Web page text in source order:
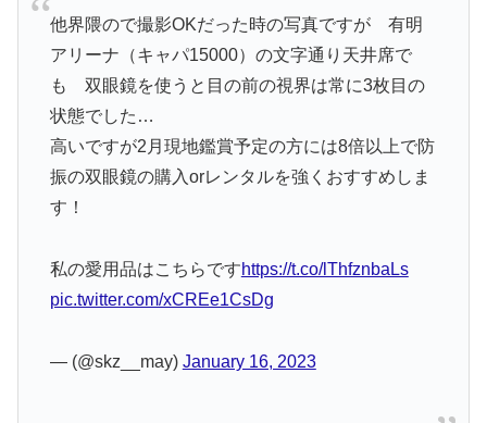
他界隈ので撮影OKだった時の写真ですが 有明
アリーナ（キャパ15000）の文字通り天井席で
も 双眼鏡を使うと目の前の視界は常に3枚目の
状態でした…
高いですが2月現地鑑賞予定の方には8倍以上で防
振の双眼鏡の購入orレンタルを強くおすすめしま
す！
私の愛用品はこちらですhttps://t.co/lThfznbaLs
pic.twitter.com/xCREe1CsDg
— (@skz__may) January 16, 2023